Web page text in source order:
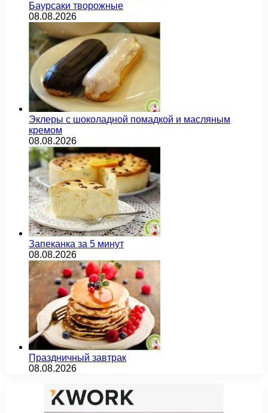
Баурсаки творожные
08.08.2026
Эклеры с шоколадной помадкой и масляным
кремом
08.08.2026
Запеканка за 5 минут
08.08.2026
Праздничный завтрак
08.08.2026